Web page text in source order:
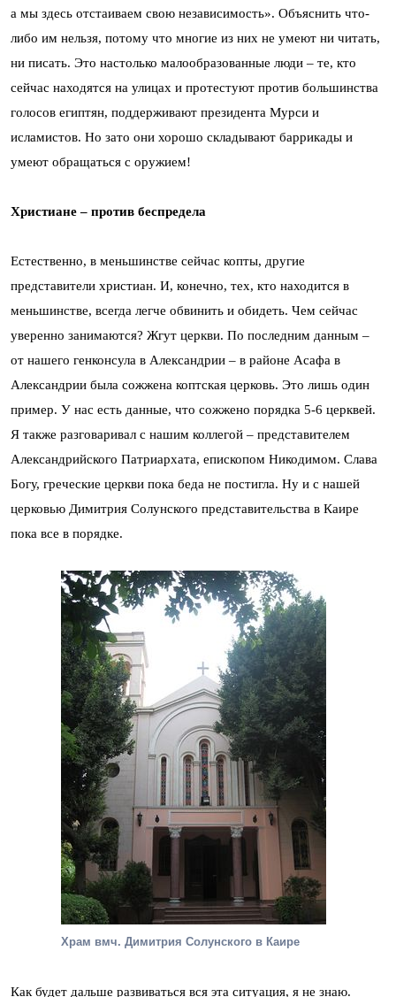
а мы здесь отстаиваем свою независимость». Объяснить что-
либо им нельзя, потому что многие из них не умеют ни читать,
ни писать. Это настолько малообразованные люди – те, кто
сейчас находятся на улицах и протестуют против большинства
голосов египтян, поддерживают президента Мурси и
исламистов. Но зато они хорошо складывают баррикады и
умеют обращаться с оружием!
Христиане – против беспредела
Естественно, в меньшинстве сейчас копты, другие
представители христиан. И, конечно, тех, кто находится в
меньшинстве, всегда легче обвинить и обидеть. Чем сейчас
уверенно занимаются? Жгут церкви. По последним данным –
от нашего генконсула в Александрии – в районе Асафа в
Александрии была сожжена коптская церковь. Это лишь один
пример. У нас есть данные, что сожжено порядка 5-6 церквей.
Я также разговаривал с нашим коллегой – представителем
Александрийского Патриархата, епископом Никодимом. Слава
Богу, греческие церкви пока беда не постигла. Ну и с нашей
церковью Димитрия Солунского представительства в Каире
пока все в порядке.
Храм вмч. Димитрия Солунского в Каире
Как будет дальше развиваться вся эта ситуация, я не знаю.